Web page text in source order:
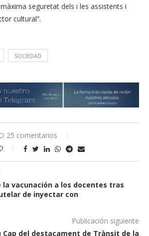
seguretat dels i les assistents i
cultural”.
SOCIEDAD
25 comentarios
la vacunación a los docentes tras
de inyectar con
Publicación siguiente
Cap del destacament de Trànsit de la